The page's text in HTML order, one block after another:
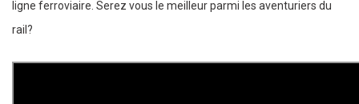
ligne ferroviaire. Serez vous le meilleur parmi les aventuriers du
rail?